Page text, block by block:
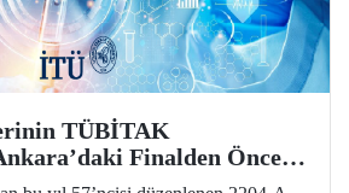
TÜBİTAK
Finalden Önceki